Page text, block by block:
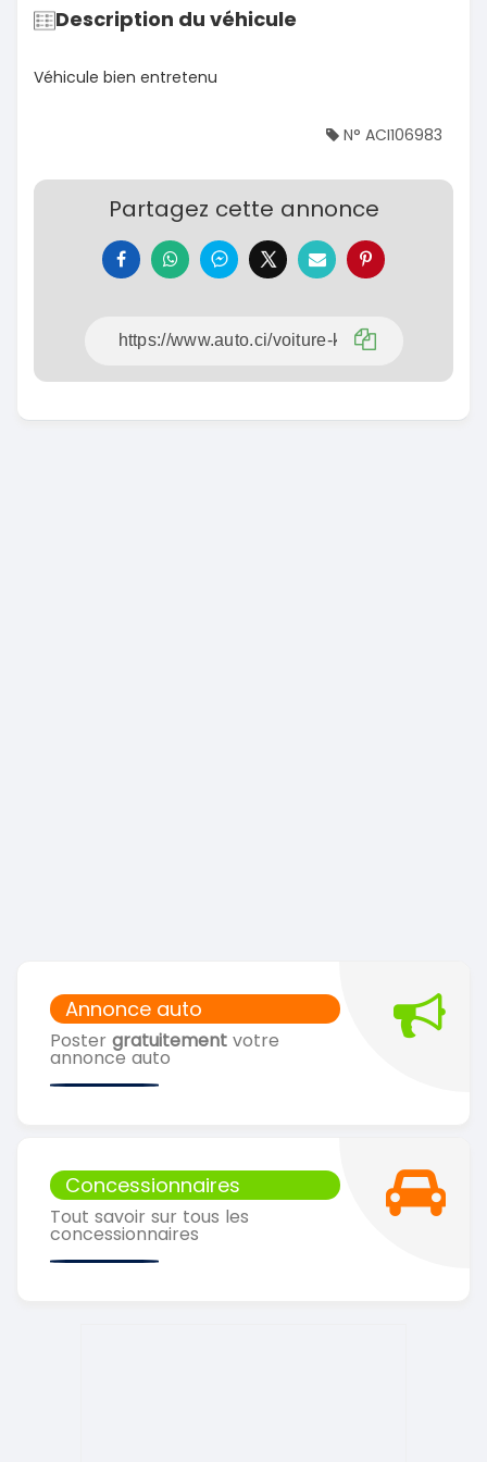
Annonce auto
Poster gratuitement votre
annonce auto
Concessionnaires
Tout savoir sur tous les
concessionnaires
Description du véhicule
Véhicule bien entretenu
N° ACI106983
Partagez cette annonce